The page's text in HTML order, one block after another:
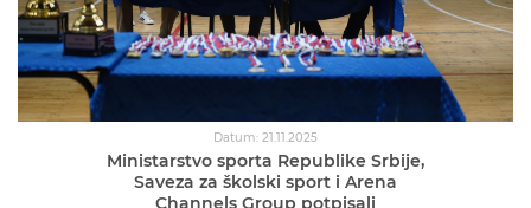
Datum: 21.11.2025
Ministarstvo sporta Republike Srbije,
Saveza za školski sport i Arena
Channels Group potpisali